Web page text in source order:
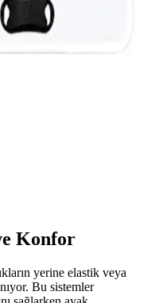
Nefes Alabilirlik
ve tasarımlarla
korur ve şıklık sunar.
Teknolojileriyle
daha pratik ve konforlu
ve hareket özgürlüğünü
Konfor
yerine elastik veya
Bu sistemler